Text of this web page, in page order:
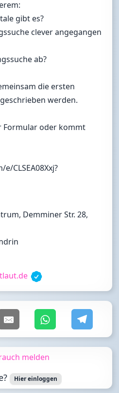
gibt es?
clever angegangen
ab?
die ersten
werden.
Formular oder kommt
CLSEA08Xxj?
Demminer Str. 28,
melden
Hier einloggen